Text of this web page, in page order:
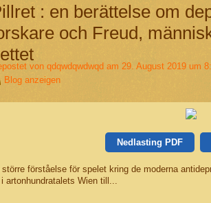
: en berättelse om
och Freud,
von qdqwdqwdwqd am 29. August 2019 um
Blog anzeigen
Nedlasting PDF
förståelse för spelet kring de moderna
artonhundratalets Wien till...